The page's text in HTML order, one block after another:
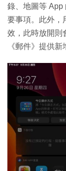
錄、地圖等 App
要事項。此外，
效，此時放開則
《郵件》提供